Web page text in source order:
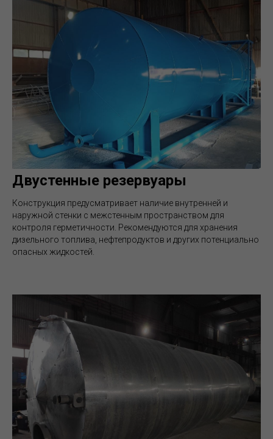
Двустенные резервуары
Конструкция предусматривает наличие внутренней и
наружной стенки с межстенным пространством для
контроля герметичности. Рекомендуются для хранения
дизельного топлива, нефтепродуктов и других потенциально
опасных жидкостей.